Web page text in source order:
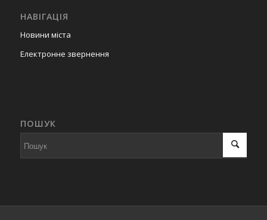
НАВІГАЦІЯ
Новини міста
Електронне звернення
ПОШУК